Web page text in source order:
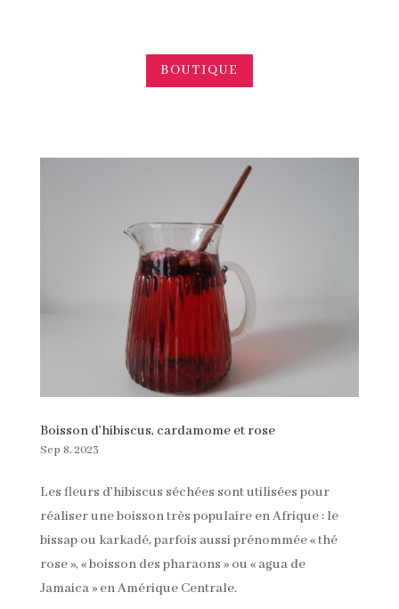
BOUTIQUE
Boisson d’hibiscus, cardamome et rose
Sep 8, 2023
Les fleurs d’hibiscus séchées sont utilisées pour
réaliser une boisson très populaire en Afrique : le
bissap ou karkadé, parfois aussi prénommée « thé
rose », « boisson des pharaons » ou « agua de
Jamaica » en Amérique Centrale.